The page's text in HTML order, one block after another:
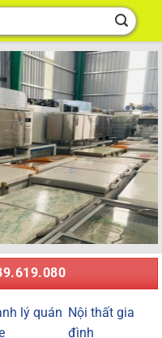
lý quán Nội thất gia
đình